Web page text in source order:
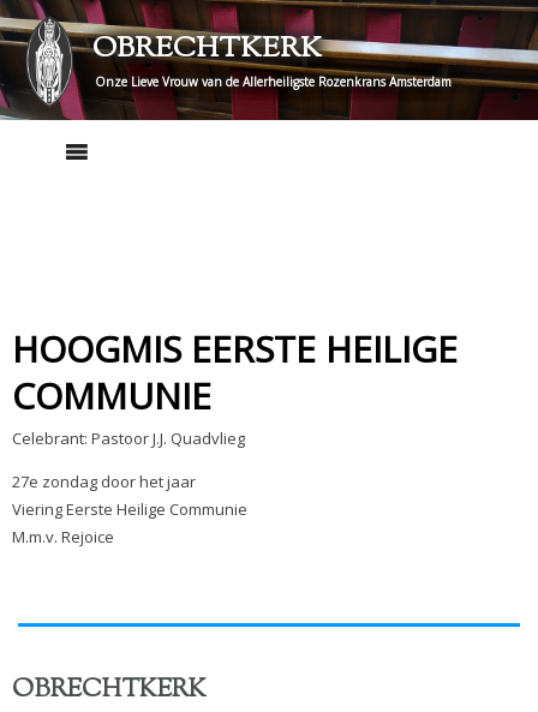
Skip
to
content
OBRECHTKERK
Onze Lieve Vrouw van de Allerheiligste Rozenkrans Amsterdam
HOOGMIS EERSTE HEILIGE
COMMUNIE
Celebrant: Pastoor J.J. Quadvlieg
27e zondag door het jaar
Viering Eerste Heilige Communie
M.m.v. Rejoice
OBRECHTKERK